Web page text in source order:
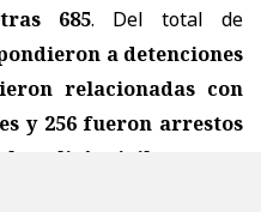
685. Del total de
a detenciones
relacionadas con
y 256 fueron arrestos
la policía civil.